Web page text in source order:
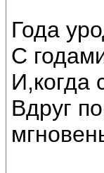
Года
С
И,когда
Вдруг